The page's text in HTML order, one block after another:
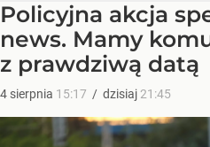
Policyjna akcja
news. Mamy
z prawdziwą datą
4 sierpnia 15:17 / dzisiaj 21:45